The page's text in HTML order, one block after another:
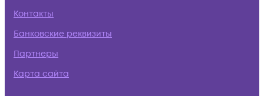
Контакты
Банковские реквизиты
Партнеры
Карта сайта